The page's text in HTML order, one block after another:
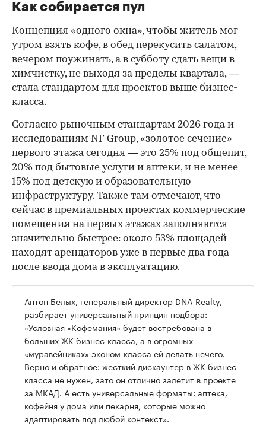
Как собирается пул
Концепция «одного окна», чтобы житель мог
утром взять кофе, в обед перекусить салатом,
вечером поужинать, а в субботу сдать вещи в
химчистку, не выходя за пределы квартала, —
стала стандартом для проектов выше бизнес-
класса.
Согласно рыночным стандартам 2026 года и
исследованиям NF Group, «золотое сечение»
первого этажа сегодня — это 25% под общепит,
20% под бытовые услуги и аптеки, и не менее
15% под детскую и образовательную
инфраструктуру. Также там отмечают, что
сейчас в премиальных проектах коммерческие
помещения на первых этажах заполняются
значительно быстрее: около 53% площадей
находят арендаторов уже в первые два года
после ввода дома в эксплуатацию.
Антон Белых, генеральный директор DNA Realty,
разбирает универсальный принцип подбора:
«Условная «Кофемания» будет востребована в
больших ЖК бизнес-класса, а в огромных
«муравейниках» эконом-класса ей делать нечего.
Верно и обратное: жесткий дискаунтер в ЖК бизнес-
класса не нужен, зато он отлично залетит в проекте
за МКАД. А есть универсальные форматы: аптека,
кофейня у дома или пекарня, которые можно
адаптировать под любой контекст».